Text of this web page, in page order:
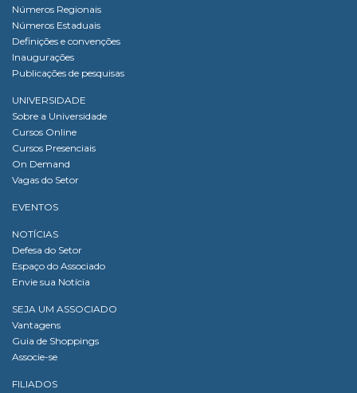
Números Regionais
Números Estaduais
Definições e convenções
Inaugurações
Publicações de pesquisas
UNIVERSIDADE
Sobre a Universidade
Cursos Online
Cursos Presenciais
On Demand
Vagas do Setor
EVENTOS
NOTÍCIAS
Defesa do Setor
Espaço do Associado
Envie sua Notícia
SEJA UM ASSOCIADO
Vantagens
Guia de Shoppings
Associe-se
FILIADOS